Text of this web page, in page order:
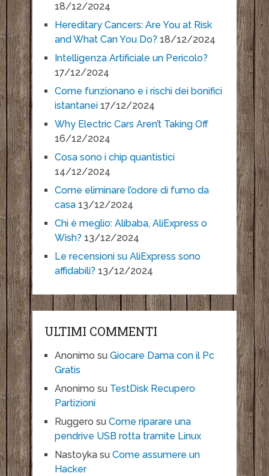
18/12/2024
Hereditary Cancers: Are You at Risk
and What Can You Do? 18/12/2024
Intelligenza Artificiale un Pericolo?
17/12/2024
Come funzionano e i rischi dei bonifici
istantanei 17/12/2024
Why Electric Cars Aren’t Taking Off
16/12/2024
Cosa sono i chip quantistici
14/12/2024
Come eliminare l’odore di fumo da
casa 13/12/2024
Chi è meglio: Alibaba, AliExpress o
Wish? 13/12/2024
Le recensioni su AliExpress sono
affidabili? 13/12/2024
ULTIMI COMMENTI
Anonimo su Giocare Dama con il Pc
Gratis
Anonimo su TestDisk Recupero
Partizioni
Ruggero su Come riparare una
pendrive USB rotta tramite Linux
Nastoykasu Come assumere un
Hacker